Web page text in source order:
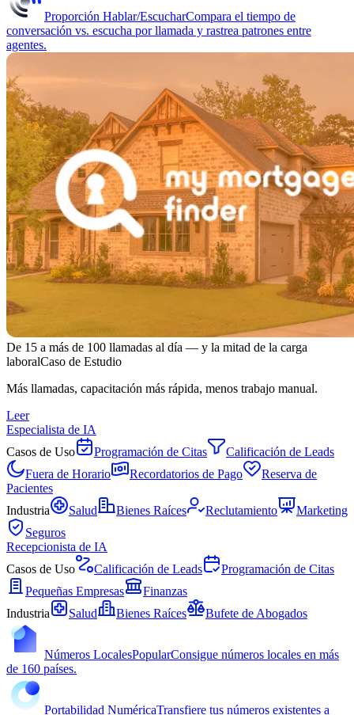
Proporción Hablar/EscucharCompara el tiempo de
conversación vs. escucha por llamada y rastrea patrones entre
agentes.
De 15 a más de 100 llamadas al día — y la mitad de la carga
laboralCaso de Estudio
Más llamadas, capacitación más rápida, menos trabajo manual.
Leer
Especialista de IA
Casos de Uso
Programación de Citas
Calificación de Leads
Fuera de Horario
Recordatorios de Pago
Reserva de
Pacientes
Industria
Salud Bienes Raíces Reclutamiento
Marketing
Seguros
Recepcionista de IA
Casos de Uso
Calificación de Leads
Programación de Citas
Pequeñas Empresas
Finanzas
Industria
Salud Bienes Raíces Bufete de Abogados
Números LocalesPopularConsigue números locales en más
de 160 países.
Portabilidad NuméricaTransfiere tus números existentes a